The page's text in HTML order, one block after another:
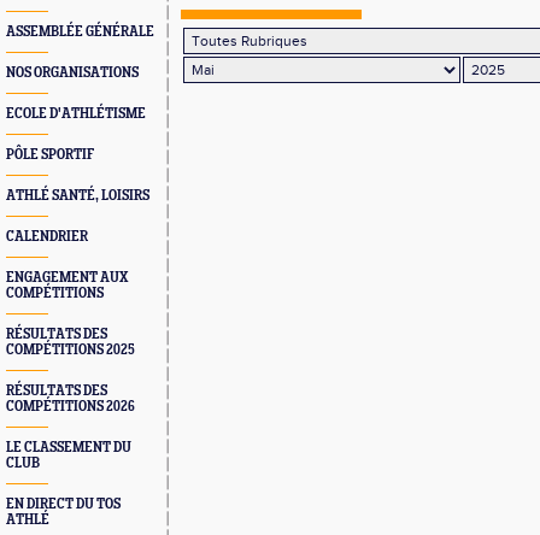
ASSEMBLÉE GÉNÉRALE
NOS ORGANISATIONS
ECOLE D'ATHLÉTISME
PÔLE SPORTIF
ATHLÉ SANTÉ, LOISIRS
CALENDRIER
ENGAGEMENT AUX
COMPÉTITIONS
RÉSULTATS DES
COMPÉTITIONS 2025
RÉSULTATS DES
COMPÉTITIONS 2026
LE CLASSEMENT DU
CLUB
EN DIRECT DU TOS
ATHLÉ